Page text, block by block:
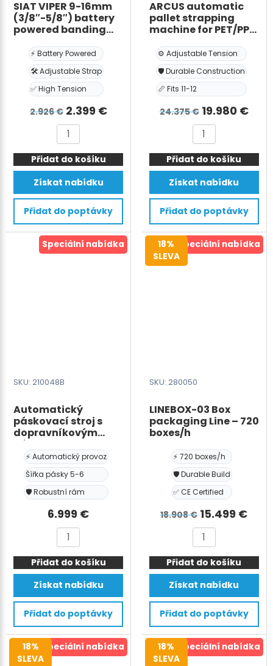
SIAT VIPER 9-16mm
(3/8″-5/8″) battery
powered banding
⚡ Battery Powered
🛠️ Adjustable Strap
✅ High Tension
2.926€ Původní
cena
byla:
2.926 €.
2.399 €Aktuální
SIAT
VIPER
9-
16mm
(3/8″-5/8″)
battery
powered
banding
tool
Přidat do košíku
Získat nabídku
Přidat do poptávky
ARCUS automatic
pallet strapping
machine for PET/PP
1.0 mm/FI-200 mm –
Tension force: 0-90
kg – Arc size:
W1500×H2200 mm
⚙️ Adjustable Tension
🛡️ Durable Construction
📏 Fits 11-12
24.375€ Původní
cena
byla:
24.375 €.
19.980 €
ARCUS
automatic
pallet
strapping
machine
for
PET/PP
tape
11-
-
force:
0-
kg
-
Arc
size:
W1500×H2200
mm
množství
Přidat do košíku
Získat nabídku
Přidat do poptávky
Speciální nabídka
SKU: 210048B
Automatický
páskovací stroj s
dopravníkovým
pásem – HIPO
ULTRA-B, 220V, pro
PP pásku šířky 5-6
mm, tloušťky 0,6-1,0
mm, rám – šířka 850
mm, výška 800 mm
⚡ Automatický provoz
Šířka pásky 5-6
🛡️ Robustní rám
6.999 €
Automatický
páskovací
stroj
s
dopravníkovým
pásem
–
HIPO
ULTRA-
Přidat do košíku
Získat nabídku
Přidat do poptávky
Speciální nabídka
18%
SLEVA
SKU: 280050
LINEBOX-03 Box
packaging Line – 720
boxes/h
⚡ 720 boxes/h
🛡️ Durable Build
✅ CE Certified
18.908€ Původní
cena
byla:
18.908 €.
15.499 €
LINEBOX-
03
Box
packaging
Line
-
720
boxes/h
množství
Přidat do košíku
Získat nabídku
Přidat do poptávky
Speciální nabídka
18%
SLEVA
Speciální nabídka
18%
SLEVA